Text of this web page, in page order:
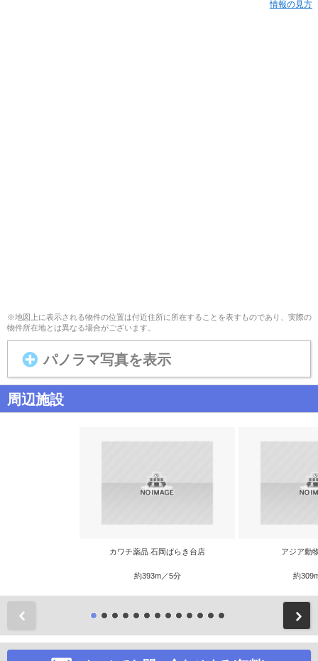
情報の見方
※地図上に表示される物件の位置は付近住所に所在することを表すものであり、実際の
物件所在地とは異なる場合がございます。
パノラマ写真を表示
周辺施設
カワチ薬品 石岡ばらき台店
約393m／5分
アジア動
約